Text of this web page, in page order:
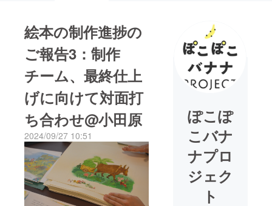
絵本の制作進捗の
ご報告3：制作
チーム、最終仕上
げに向けて対面打
ち合わせ@小田原
2024/09/27 10:51
ぽこぽ
こバナ
ナプロ
ジェク
ト